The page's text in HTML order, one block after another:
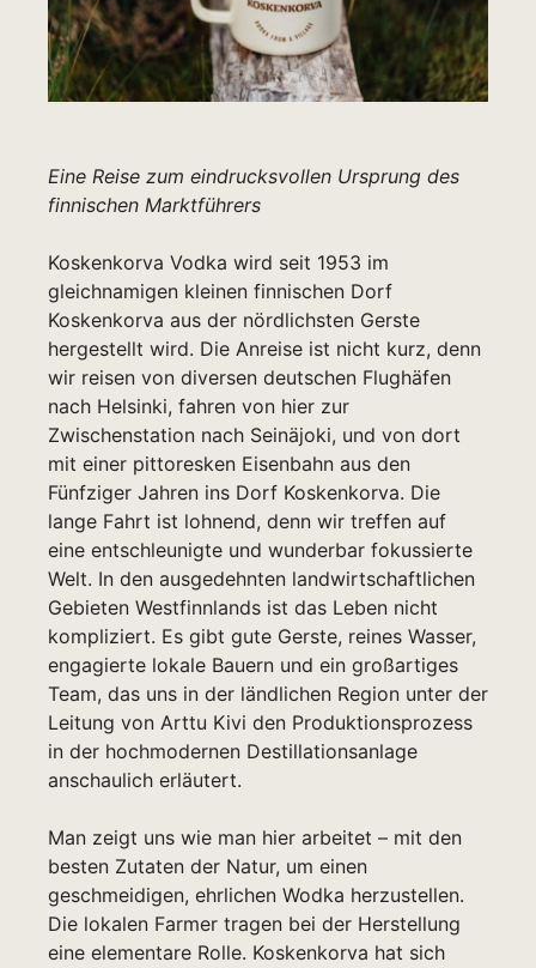
Eine Reise zum eindrucksvollen Ursprung des
finnischen Marktführers
Koskenkorva Vodka wird seit 1953 im
gleichnamigen kleinen finnischen Dorf
Koskenkorva aus der nördlichsten Gerste
hergestellt wird. Die Anreise ist nicht kurz, denn
wir reisen von diversen deutschen Flughäfen
nach Helsinki, fahren von hier zur
Zwischenstation nach Seinäjoki, und von dort
mit einer pittoresken Eisenbahn aus den
Fünfziger Jahren ins Dorf Koskenkorva. Die
lange Fahrt ist lohnend, denn wir treffen auf
eine entschleunigte und wunderbar fokussierte
Welt. In den ausgedehnten landwirtschaftlichen
Gebieten Westfinnlands ist das Leben nicht
kompliziert. Es gibt gute Gerste, reines Wasser,
engagierte lokale Bauern und ein großartiges
Team, das uns in der ländlichen Region unter der
Leitung von Arttu Kivi den Produktionsprozess
in der hochmodernen Destillationsanlage
anschaulich erläutert.
Man zeigt uns wie man hier arbeitet – mit den
besten Zutaten der Natur, um einen
geschmeidigen, ehrlichen Wodka herzustellen.
Die lokalen Farmer tragen bei der Herstellung
eine elementare Rolle. Koskenkorva hat sich